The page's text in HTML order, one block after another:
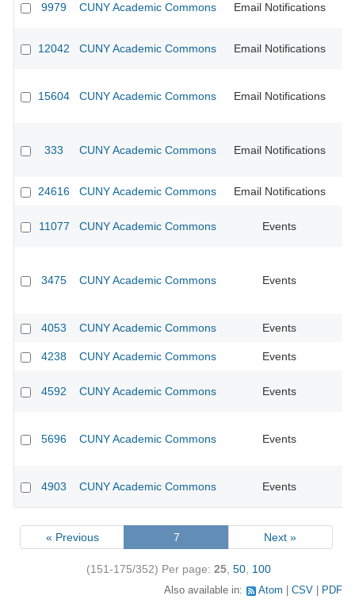
9979 CUNY Academic Commons Email Notifications
12042 CUNY Academic Commons Email Notifications
15604 CUNY Academic Commons Email Notifications
333 CUNY Academic Commons Email Notifications
24616 CUNY Academic Commons Email Notifications
11077 CUNY Academic Commons Events
3475 CUNY Academic Commons Events
4053 CUNY Academic Commons Events
4238 CUNY Academic Commons Events
4592 CUNY Academic Commons Events
5696 CUNY Academic Commons Events
4903 CUNY Academic Commons Events
« Previous 7 Next »
(151-175/352) Per page: 25 50 100
Also available in: Atom CSV PDF